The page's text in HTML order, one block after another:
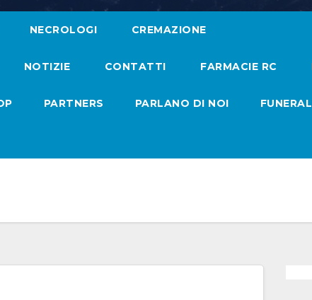
NECROLOGI CREMAZIONE
NOTIZIE CONTATTI FARMACIE RC
PARTNERS PARLANO DI NOI